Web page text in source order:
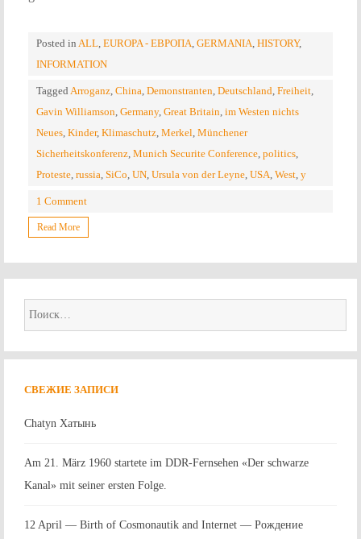
Posted in ALL EUROPA - ЕВРОПА GERMANIA HISTORY,
INFORMATION
Tagged Arroganz China Demonstranten Deutschland Freiheit
Gavin Williamson Germany, Great Britain im Westen nichts
Neues Kinder, Klimaschutz Merkel Münchener
Sicherheitskonferenz Munich Securite Conference politics
Proteste russia SiCo UN Ursula von der Leyne USA West y
1 Comment
Read More
Найти:
СВЕЖИЕ ЗАПИСИ
Chatyn Хатынь
Am 21. März 1960 startete im DDR-Fernsehen «Der schwarze
Kanal» mit seiner ersten Folge.
12 April — Birth of Cosmonautik and Internet — Рождение